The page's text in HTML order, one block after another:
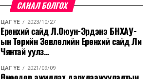
САНАЛ БОЛГОХ
ЦАГ ҮЕ 2023/10/27
Ерөнхий сайд Л.Оюун-Эрдэнэ БНХАУ-
ын Төрийн Зөвлөлийн Ерөнхий сайд Ли
Чянтай уулз...
ЦАГ ҮЕ 2021/09/09